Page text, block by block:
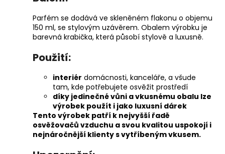
Parfém se dodává ve skleněném flakonu o objemu
150 ml, se stylovým uzávěrem. Obalem výrobku je
barevná krabička, která působí stylově a luxusně.
Použití:
interiér domácnosti, kanceláře, a všude
tam, kde potřebujete osvěžit prostředí
díky jedinečné vůni a vkusnému obalu lze
výrobek použít i jako luxusní dárek
Tento výrobek patří k nejvyšší řadě
osvěžovačů vzduchu a svou kvalitou uspokojí i
nejnáročnější klienty s vytříbeným vkusem.